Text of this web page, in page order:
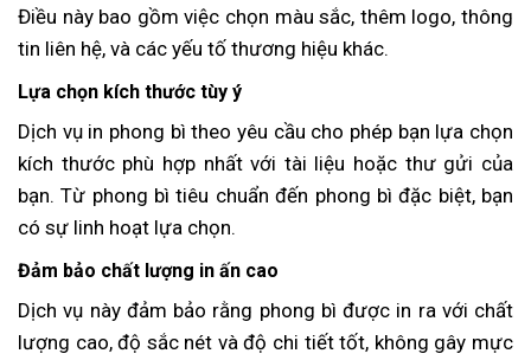
Điều này bao gồm việc chọn màu sắc, thêm logo, thông
tin liên hệ, và các yếu tố thương hiệu khác.
Lựa chọn kích thước tùy ý
Dịch vụ in phong bì theo yêu cầu cho phép bạn lựa chọn
kích thước phù hợp nhất với tài liệu hoặc thư gửi của
bạn. Từ phong bì tiêu chuẩn đến phong bì đặc biệt, bạn
có sự linh hoạt lựa chọn.
Đảm bảo chất lượng in ấn cao
Dịch vụ này đảm bảo rằng phong bì được in ra với chất
lượng cao, độ sắc nét và độ chi tiết tốt, không gây mực